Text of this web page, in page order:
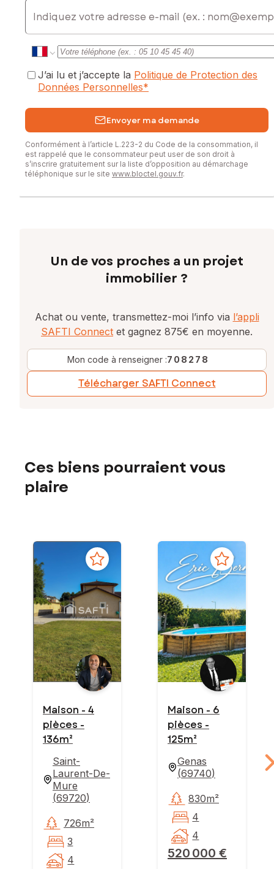
E-mail
J’ai lu et j’accepte la Politique de Protection des
Données Personnelles*
Envoyer ma demande
Conformément à l’article L.223-2 du Code de la consommation, il
est rappelé que le consommateur peut user de son droit à
s’inscrire gratuitement sur la liste d’opposition au démarchage
téléphonique sur le site www.bloctel.gouv.fr.
Un de vos proches a un projet
immobilier ?
Achat ou vente, transmettez-moi l’info via l’appli
SAFTI Connect et gagnez 875€ en moyenne.
Mon code à renseigner :708278
Télécharger SAFTI Connect
Ces biens pourraient vous
plaire
Maison - 4
pièces -
136m²
Saint-
Laurent-De-
Mure
(69720)
726m²
3
4
Maison - 6
pièces -
125m²
Genas
(69740)
520 000 €
830m²
4
4